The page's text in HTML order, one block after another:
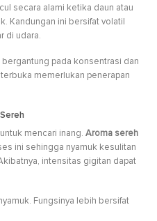
secara alami ketika daun atau
Kandungan ini bersifat volatil
di udara.
pada konsentrasi dan
memerlukan penerapan
mencari inang. Aroma sereh
ini sehingga nyamuk kesulitan
intensitas gigitan dapat
Fungsinya lebih bersifat